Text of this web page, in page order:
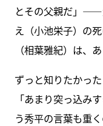
とその父親だ」――
え（小池栄子）の
（相葉雅紀）は、
ずっと知りたかっ
「あまり突っ込み
う秀平の言葉も重く